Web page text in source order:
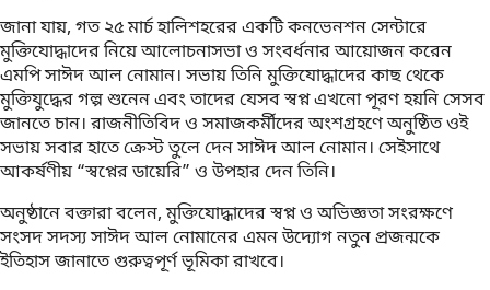
জানা যায়, গত ২৫ মার্চ হালিশহরের একটি কনভেনশন সেন্টারে
মুক্তিযোদ্ধাদের নিয়ে আলোচনাসভা ও সংবর্ধনার আয়োজন করেন
এমপি সাঈদ আল নোমান। সভায় তিনি মুক্তিযোদ্ধাদের কাছ থেকে
মুক্তিযুদ্ধের গল্প শুনেন এবং তাদের যেসব স্বপ্ন এখনো পূরণ হয়নি সেসব
জানতে চান। রাজনীতিবিদ ও সমাজকর্মীদের অংশগ্রহণে অনুষ্ঠিত ওই
সভায় সবার হাতে ক্রেস্ট তুলে দেন সাঈদ আল নোমান। সেইসাথে
আকর্ষণীয় “স্বপ্নের ডায়েরি” ও উপহার দেন তিনি।
অনুষ্ঠানে বক্তারা বলেন, মুক্তিযোদ্ধাদের স্বপ্ন ও অভিজ্ঞতা সংরক্ষণে
সংসদ সদস্য সাঈদ আল নোমানের এমন উদ্যোগ নতুন প্রজন্মকে
ইতিহাস জানাতে গুরুত্বপূর্ণ ভূমিকা রাখবে।